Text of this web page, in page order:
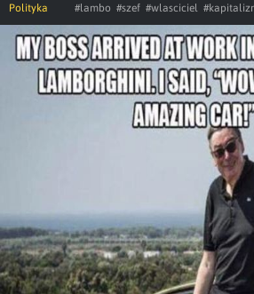
Polityka #lambo #szef #wlasciciel